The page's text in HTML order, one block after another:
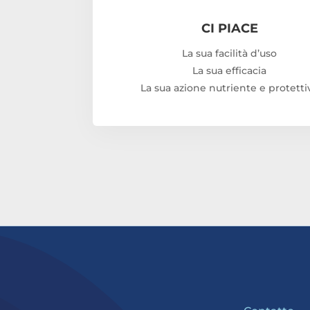
CI PIACE
La sua facilità d’uso
La sua efficacia
La sua azione nutriente e